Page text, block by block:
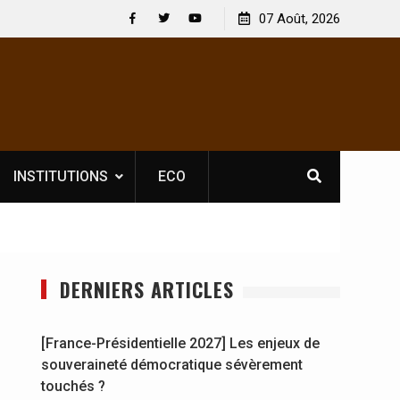
licence obligatoire pour les spectacles : En
l’opérateur culturel Soldat Jahboy se
[France-
souveraineté
07 Août, 2026
INSTITUTIONS ECO
DERNIERS ARTICLES
[France-Présidentielle 2027] Les enjeux de
souveraineté démocratique sévèrement
touchés ?